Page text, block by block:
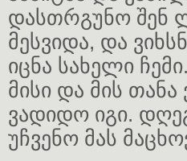
დასთრგუნო შენ
მესვიდა, და
იცნა სახელი
მისი და მის თანა
ვადიდო იგი.
უჩვენო მას